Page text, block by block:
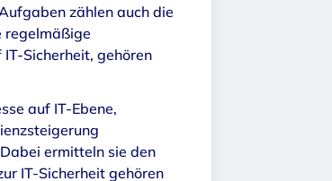
zählen auch die
regelmäßige
Sicherheit, gehören
auf IT-Ebene,
ermitteln sie den
IT-Sicherheit gehören